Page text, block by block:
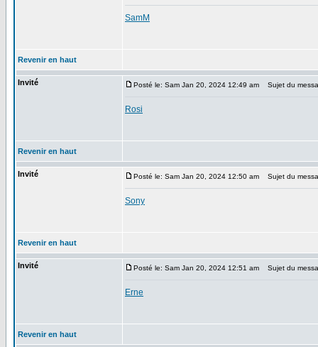
SamM
Revenir en haut
Invité Posté le: Sam Jan 20, 2024 12:49 am Sujet du
Rosi
Revenir en haut
Invité Posté le: Sam Jan 20, 2024 12:50 am Sujet du
Sony
Revenir en haut
Invité Posté le: Sam Jan 20, 2024 12:51 am Sujet du
Erne
Revenir en haut